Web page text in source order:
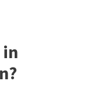
in